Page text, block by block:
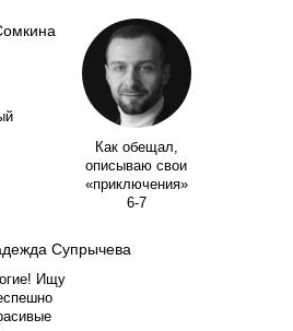
Как обещал,
описываю свои
«приключения»
6-7
Ищу